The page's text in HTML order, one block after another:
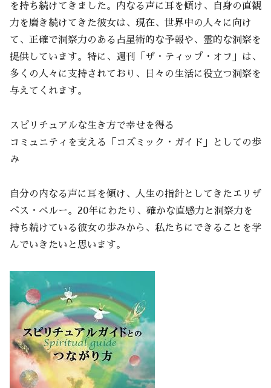
を持ち続けてきました。内なる声に耳を傾け、自身の直観
力を磨き続けてきた彼女は、現在、世界中の人々に向け
て、正確で洞察力のある占星術的な予報や、霊的な洞察を
提供しています。特に、週刊「ザ・ティップ・オフ」は、
多くの人々に支持されており、日々の生活に役立つ洞察を
与えてくれます。
スピリチュアルな生き方で幸せを得る
コミュニティを支える「コズミック・ガイド」としての歩
み
自分の内なる声に耳を傾け、人生の指針としてきたエリザ
ベス・ペルー。20年にわたり、確かな直感力と洞察力を
持ち続けている彼女の歩みから、私たちにできることを学
んでいきたいと思います。